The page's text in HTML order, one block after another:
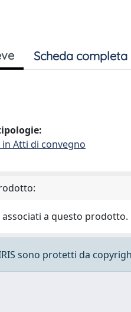
Scheda completa
Atti di convegno
a questo prodotto.
sono protetti da